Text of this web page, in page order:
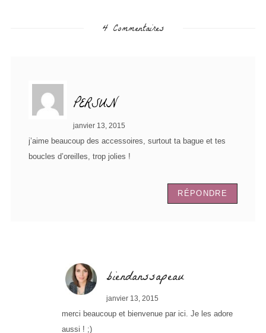
4 Commentaires
PERSUN
janvier 13, 2015
j’aime beaucoup des accessoires, surtout ta bague et tes
boucles d’oreilles, trop jolies !
RÉPONDRE
biendanssapeau
janvier 13, 2015
merci beaucoup et bienvenue par ici. Je les adore
aussi ! ;)